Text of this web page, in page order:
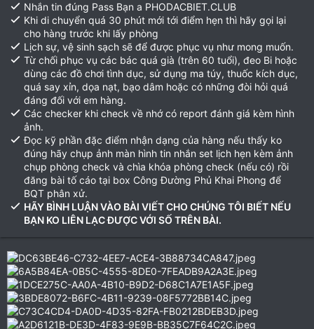
Nhắn tin đúng Pass Bạn a PHODACBIET.CLUB
Khi di chuyển quá 30 phút mới tới điểm hẹn thì hãy gọi lại
cho hàng trước khi lấy phòng
Lịch sự, vệ sinh sạch sẽ để được phục vụ như mong muốn.
Từ chối phục vụ các bác quá già (trên 60 tuổi), đeo Bi hoặc
dùng các đồ chơi tình dục, sử dụng ma túy, thuốc kích dục,
quá say xỉn, dọa nạt, bạo dâm hoặc có những đòi hỏi quá
đáng đối với em hàng.
Các checker khi check về nhớ có report đánh giá kèm hình
ảnh.
Đọc kỹ phần đặc điểm nhận dạng của hàng nếu thấy ko
đúng hãy chụp ảnh màn hình tin nhắn set lịch hẹn kèm ảnh
chụp phòng check và chìa khóa phòng check (nếu có) rồi
đăng bài tố cáo tại box Công Đường Phủ Khai Phong để
BQT phân xử.
HÃY BÌNH LUẬN VÀO BÀI VIẾT CHO CHÚNG TÔI BIẾT NẾU
BẠN KO LIÊN LẠC ĐƯỢC VỚI SỐ TRÊN BÀI.